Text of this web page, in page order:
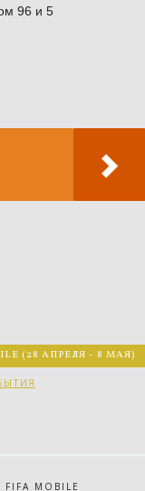
96 и 5
(28 АПРЕЛЯ - 8 МАЯ)
MOBILE